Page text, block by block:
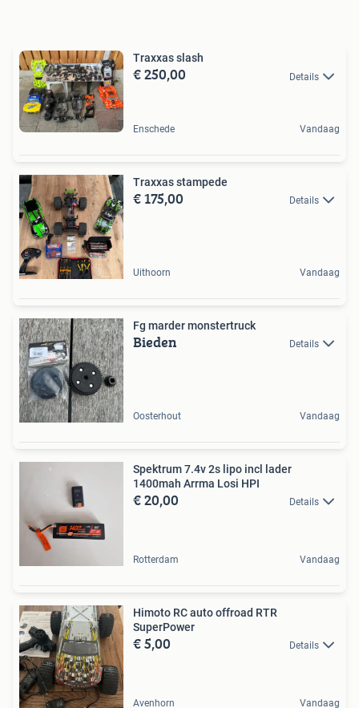
Traxxas slash
€ 250,00 Details
Enschede Vandaag
Traxxas stampede
€ 175,00 Details
Uithoorn Vandaag
Fg marder monstertruck
Bieden Details
Oosterhout Vandaag
Spektrum 7.4v 2s lipo incl lader
1400mah Arrma Losi HPI
€ 20,00 Details
Rotterdam Vandaag
Himoto RC auto offroad RTR
SuperPower
€ 5,00 Details
Avenhorn Vandaag